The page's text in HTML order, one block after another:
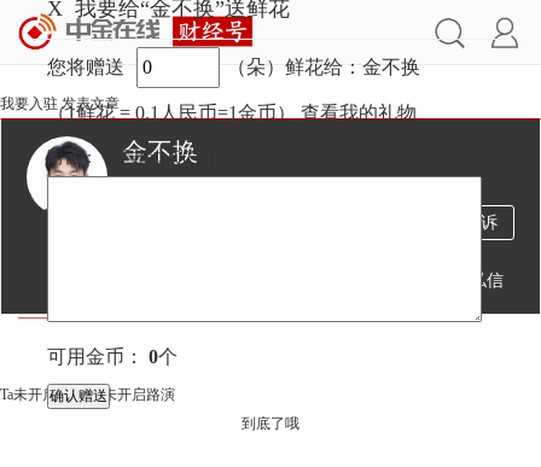
我要入驻 发表文章
金不换
投诉
发私信
Ta未开启直播 Ta未开启路演
X 我要给“金不换”送鲜花
您将赠送 （朵）鲜花给：金不换
（1鲜花 = 0.1人民币=1金币） 查看我的礼物
附言：（不超过100字）
可用金币： 0个
到底了哦